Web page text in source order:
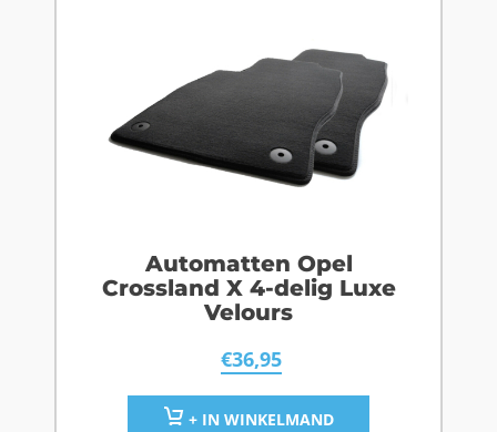
Automatten Opel
Crossland X 4-delig Luxe
Velours
€36,95
+ IN WINKELMAND